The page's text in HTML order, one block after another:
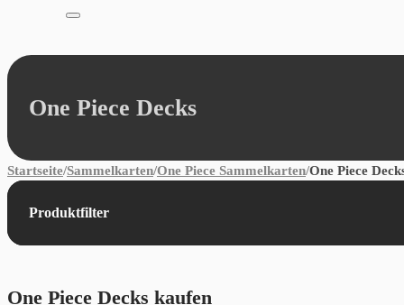
One Piece Decks
Startseite/Sammelkarten/One Piece Sammelkarten/One Piece
One Piece Decks kaufen
Produktfilter